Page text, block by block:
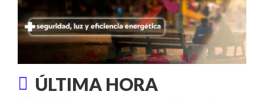
ÚLTIMA HORA